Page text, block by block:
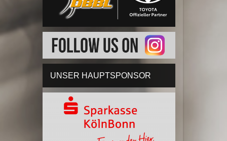
UNSER HAUPTSPONSOR